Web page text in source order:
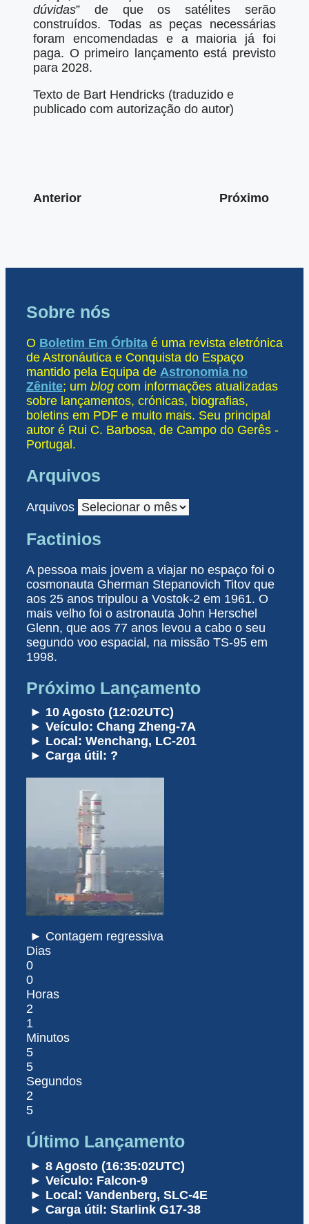
dúvidas” de que os satélites serão
construídos. Todas as peças necessárias
foram encomendadas e a maioria já foi
paga. O primeiro lançamento está previsto
para 2028.
Texto de Bart Hendricks (traduzido e
publicado com autorização do autor)
Anterior Próximo
Sobre nós
O Boletim Em Órbita é uma revista eletrónica
de Astronáutica e Conquista do Espaço
mantido pela Equipa de Astronomia no
Zênite; um blog com informações atualizadas
sobre lançamentos, crónicas, biografias,
boletins em PDF e muito mais. Seu principal
autor é Rui C. Barbosa, de Campo do Gerês -
Portugal.
Arquivos
Arquivos
Factinios
A pessoa mais jovem a viajar no espaço foi o
cosmonauta Gherman Stepanovich Titov que
aos 25 anos tripulou a Vostok-2 em 1961. O
mais velho foi o astronauta John Herschel
Glenn, que aos 77 anos levou a cabo o seu
segundo voo espacial, na missão TS-95 em
1998.
Próximo Lançamento
► 10 Agosto (12:02UTC)
► Veículo: Chang Zheng-7A
► Local: Wenchang, LC-201
► Carga útil: ?
► Contagem regressiva
Dias
0
0
Horas
2
1
Minutos
5
5
Segundos
2
5
Último Lançamento
► 8 Agosto (16:35:02UTC)
► Veículo: Falcon-9
► Local: Vandenberg, SLC-4E
► Carga útil: Starlink G17-38